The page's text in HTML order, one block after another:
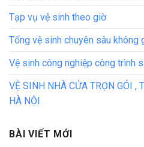
Tạp vụ vệ sinh theo giờ
Tổng vệ sinh chuyên sâu không
Vệ sinh công nghiệp công trình
VỆ SINH NHÀ CỬA TRỌN GÓI ,
HÀ NỘI
BÀI VIẾT MỚI